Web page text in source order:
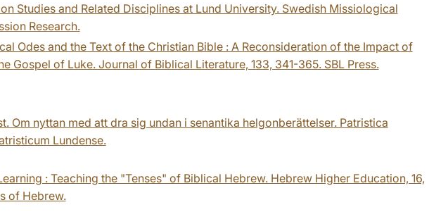
Studies and Related Disciplines at Lund University. Swedish Missiological
Research.
Odes and the Text of the Christian Bible : A Reconsideration of the Impact of
Gospel of Luke. Journal of Biblical Literature, 133, 341-365. SBL Press.
Om nyttan med att dra sig undan i senantika helgonberättelser. Patristica
Lundense.
: Teaching the "Tenses" of Biblical Hebrew. Hebrew Higher Education, 16,
of Hebrew.